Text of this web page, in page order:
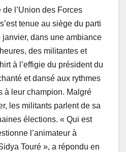
de l’Union des Forces
tenue au siège du parti
dans une ambiance
des militantes et
à l’effigie du président du
et dansé aux rythmes
à leur champion. Malgré
les militants parlent de sa
élections. « Qui est
l’animateur à
Touré », a répondu en